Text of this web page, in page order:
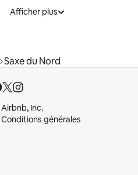
Afficher plus
Saxe du Nord
Inc.
Conditions générales